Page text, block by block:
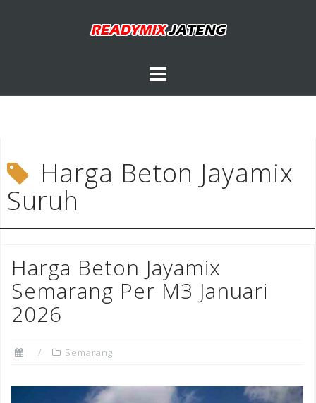
Harga Beton Jayamix
Suruh
Harga Beton Jayamix
Semarang Per M3 Januari
2026
Semarang